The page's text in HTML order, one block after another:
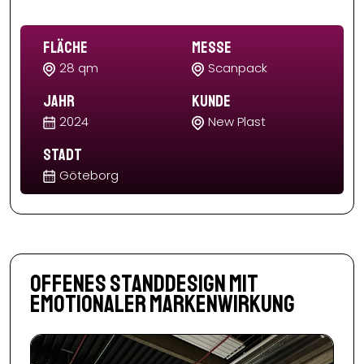
Fläche
28 qm
Messe
Scanpack
Jahr
2024
Kunde
New Plast
Stadt
Göteborg
Offenes Standdesign mit
emotionaler Markenwirkung